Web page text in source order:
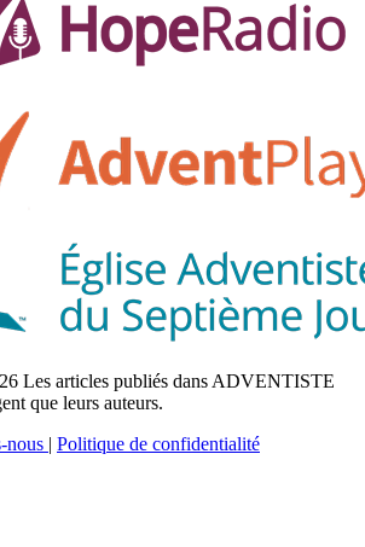
Les articles publiés dans ADVENTISTE
que leurs auteurs.
nous | Politique de confidentialité